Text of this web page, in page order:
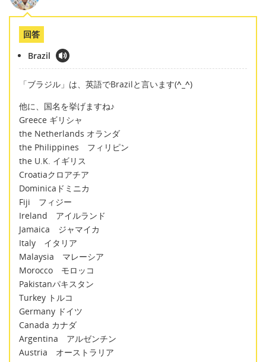
回答
Brazil
「ブラジル」は、英語でBrazilと言います(^_^)
他に、国名を挙げますね♪
Greece ギリシャ
the Netherlands オランダ
the Philippines フィリピン
the U.K. イギリス
Croatiaクロアチア
Dominicaドミニカ
Fiji フィジー
Ireland アイルランド
Jamaica ジャマイカ
Italy イタリア
Malaysia マレーシア
Morocco モロッコ
Pakistanパキスタン
Turkey トルコ
Germany ドイツ
Canada カナダ
Argentina アルゼンチン
Austria オーストラリア